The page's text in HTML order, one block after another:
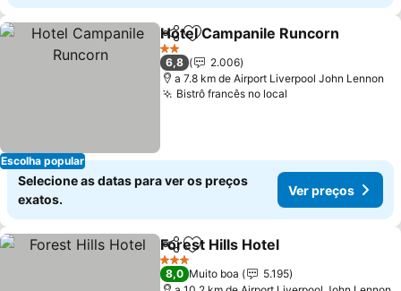
Escolha popular
PartilharAdicionar aos favoritos
Hotel Campanile Runcorn
2 Estrelas
6,8
2.006
a 7.8 km de Airport Liverpool John Lennon
Bistrô francês no local
Selecione as datas para ver os preços
exatos.
Ver preços
PartilharAdicionar aos favoritos
Forest Hills Hotel
3 Estrelas
8,0 Muito boa
5.195